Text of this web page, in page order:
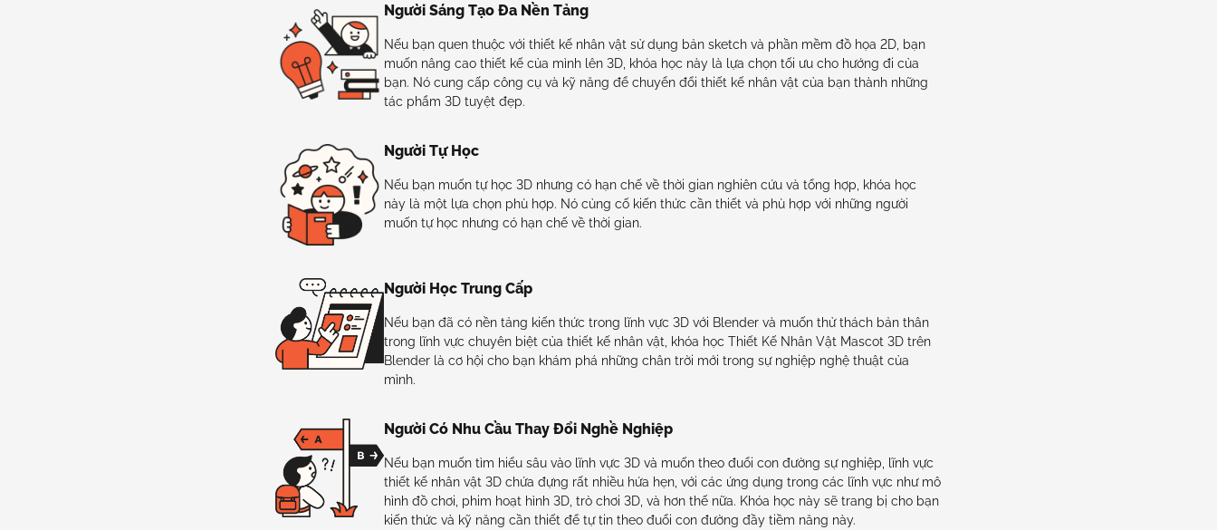
Người Sáng Tạo Đa Nền Tảng
Nếu bạn quen thuộc với thiết kế nhân vật sử dụng bản sketch và phần mềm đồ họa 2D, bạn
muốn nâng cao thiết kế của mình lên 3D, khóa học này là lựa chọn tối ưu cho hướng đi của
bạn. Nó cung cấp công cụ và kỹ năng để chuyển đổi thiết kế nhân vật của bạn thành những
tác phẩm 3D tuyệt đẹp.
Người Tự Học
Nếu bạn muốn tự học 3D nhưng có hạn chế về thời gian nghiên cứu và tổng hợp, khóa học
này là một lựa chọn phù hợp. Nó củng cố kiến thức cần thiết và phù hợp với những người
muốn tự học nhưng có hạn chế về thời gian.
Người Học Trung Cấp
Nếu bạn đã có nền tảng kiến thức trong lĩnh vực 3D với Blender và muốn thử thách bản thân
trong lĩnh vực chuyên biệt của thiết kế nhân vật, khóa học Thiết Kế Nhân Vật Mascot 3D trên
Blender là cơ hội cho bạn khám phá những chân trời mới trong sự nghiệp nghệ thuật của
mình.
Người Có Nhu Cầu Thay Đổi Nghề Nghiệp
Nếu bạn muốn tìm hiểu sâu vào lĩnh vực 3D và muốn theo đuổi con đường sự nghiệp, lĩnh vực
thiết kế nhân vật 3D chứa đựng rất nhiều hứa hẹn, với các ứng dụng trong các lĩnh vực như mô
hình đồ chơi, phim hoạt hình 3D, trò chơi 3D, và hơn thế nữa. Khóa học này sẽ trang bị cho bạn
kiến thức và kỹ năng cần thiết để tự tin theo đuổi con đường đầy tiềm năng này.